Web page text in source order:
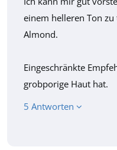
einem helleren Ton zu
Almond.
Eingeschränkte
grobporige Haut hat.
5 Antworten